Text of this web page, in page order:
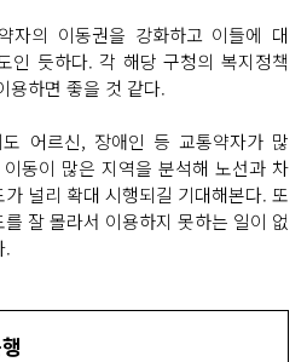
자의 이동권을 강화하고 이들에 대
인 듯하다. 각 해당 구청의 복지정책
용하면 좋을 것 같다.
어르신, 장애인 등 교통약자가 많
동이 많은 지역을 분석해 노선과 차
널리 확대 시행되길 기대해본다. 또
잘 몰라서 이용하지 못하는 일이 없
.